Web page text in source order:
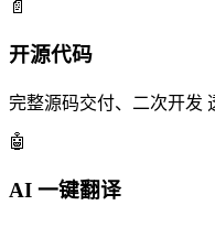
📄
开源代码
完整源码交付、二次开发
🤖
AI 一键翻译